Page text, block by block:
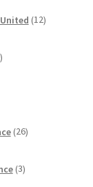
12izdelkov
26izdelkov
3izdelki